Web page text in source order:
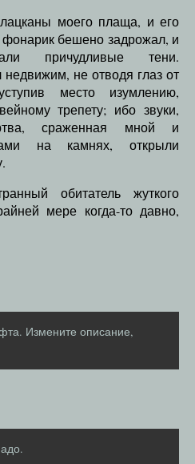
моего плаща, и его
фонарик бешено задрожал, и
причудливые тени.
не отводя глаз от
место изумлению,
трепету; ибо звуки,
сраженная мной и
на камнях, открыли
обитатель жуткого
мере когда-то давно,
Измените описание,